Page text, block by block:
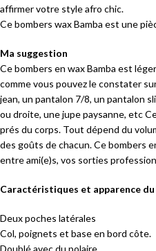
affirmer votre style afro chic.
Ce bombers wax Bamba est une
Ma suggestion
Ce bombers en wax Bamba est
comme vous pouvez le constater
jean, un pantalon 7/8, un pantalon
ou droite, une jupe paysanne, etc
prés du corps. Tout dépend du
des goûts de chacun. Ce bombers
entre ami(e)s, vos sorties
Caractéristiques et apparence du
Deux poches latérales
Col, poignets et base en bord côte.
Doublé avec du polaire